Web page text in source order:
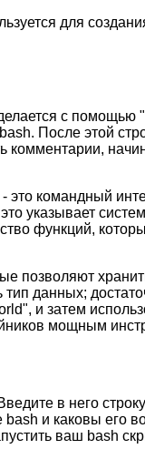
для
с
После этой
комментарии,
командный
указывает
функций,
позволяют
данных;
и затем
мощным
в него
и каковы его
ваш bash